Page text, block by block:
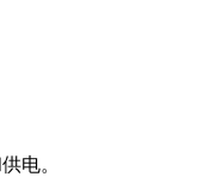
电。